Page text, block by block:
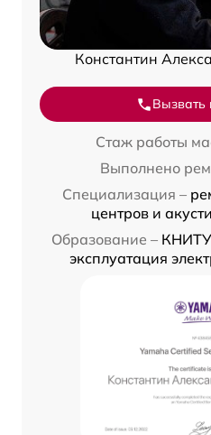
Константин
Вызвать
Стаж работы
Выполнено
Специализация –
центров и
Образование –
эксплуатация